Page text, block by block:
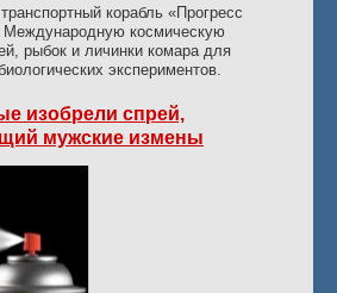
корабль «Прогресс
космическую
рыбок и личинки комара для
экспериментов.
изобрели спрей,
мужские измены